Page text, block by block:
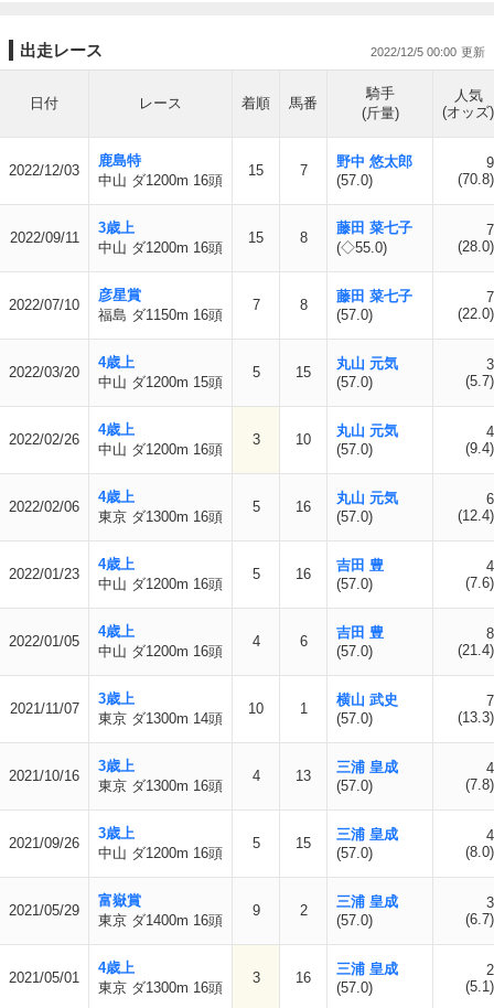
出走レース 2022/12/5 00:00
日付 レース 着順 馬番
騎手
(斤量)
人気
(オッズ)
2022/12/03
鹿島特
中山 ダ1200m 16頭
15 7
野中 悠太郎
(57.0)
9
(70.8)
2022/09/11
3歳上
中山 ダ1200m 16頭
15 8
藤田 菜七子
(◇55.0)
7
(28.0)
2022/07/10
彦星賞
福島 ダ1150m 16頭
7 8
藤田 菜七子
(57.0)
7
(22.0)
2022/03/20
4歳上
中山 ダ1200m 15頭
5 15
丸山 元気
(57.0)
3
(5.7)
2022/02/26
4歳上
中山 ダ1200m 16頭
3 10
丸山 元気
(57.0)
4
(9.4)
2022/02/06
4歳上
東京 ダ1300m 16頭
5 16
丸山 元気
(57.0)
6
(12.4)
2022/01/23
4歳上
中山 ダ1200m 16頭
5 16
吉田 豊
(57.0)
4
(7.6)
2022/01/05
4歳上
中山 ダ1200m 16頭
4 6
吉田 豊
(57.0)
8
(21.4)
2021/11/07
3歳上
東京 ダ1300m 14頭
10 1
横山 武史
(57.0)
7
(13.3)
2021/10/16
3歳上
東京 ダ1300m 16頭
4 13
三浦 皇成
(57.0)
4
(7.8)
2021/09/26
3歳上
中山 ダ1200m 16頭
5 15
三浦 皇成
(57.0)
4
(8.0)
2021/05/29
富嶽賞
東京 ダ1400m 16頭
9 2
三浦 皇成
(57.0)
3
(6.7)
2021/05/01
4歳上
東京 ダ1300m 16頭
3 16
三浦 皇成
(57.0)
2
(5.1)